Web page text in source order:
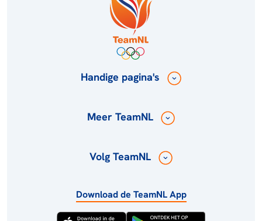
Handige pagina's
Meer TeamNL
Volg TeamNL
Download de TeamNL App